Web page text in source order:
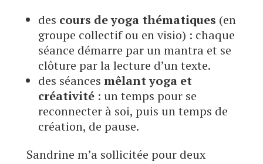
des cours de yoga thématiques (en
groupe collectif ou en visio) : chaque
séance démarre par un mantra et se
clôture par la lecture d’un texte.
des séances mêlant yoga et
créativité: un temps pour se
reconnecter à soi, puis un temps de
création, de pause.
Sandrine m’a sollicitée pour deux